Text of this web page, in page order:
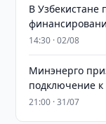
В Узбекистане
14:30 · 02/08
Минэнерго
подключение к
21:00 · 31/07